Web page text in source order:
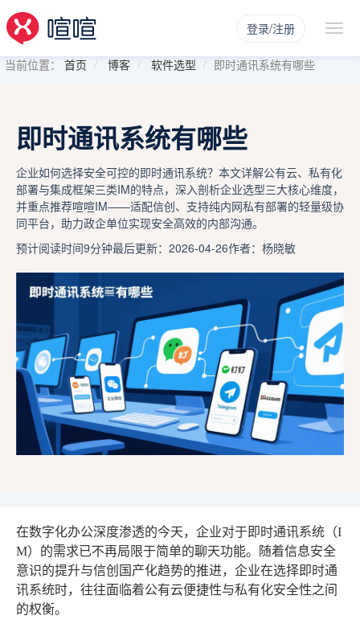
登录/注册
当前位置： 首页 博客 软件选型 即时通讯系统有哪些
即时通讯系统有哪些
企业如何选择安全可控的即时通讯系统？本文详解公有云、私有化
部署与集成框架三类IM的特点，深入剖析企业选型三大核心维度，
并重点推荐喧喧IM——适配信创、支持纯内网私有部署的轻量级协
同平台，助力政企单位实现安全高效的内部沟通。
预计阅读时间9分钟最后更新：2026-04-26作者：杨晓敏
在数字化办公深度渗透的今天，企业对于即时通讯系统（I
M）的需求已不再局限于简单的聊天功能。随着信息安全
意识的提升与信创国产化趋势的推进，企业在选择即时通
讯系统时，往往面临着公有云便捷性与私有化安全性之间
的权衡。